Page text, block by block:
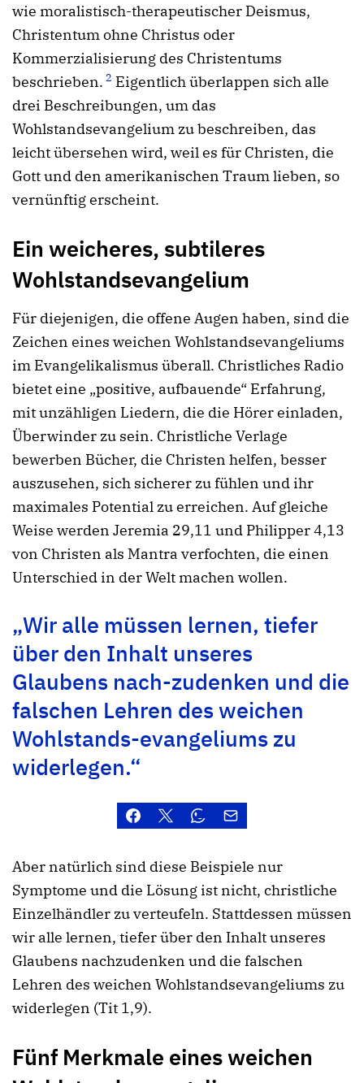
wie moralistisch-therapeutischer Deismus,
Christentum ohne Christus oder
Kommerzialisierung des Christentums
beschrieben. 2 Eigentlich überlappen sich alle
drei Beschreibungen, um das
Wohlstandsevangelium zu beschreiben, das
leicht übersehen wird, weil es für Christen, die
Gott und den amerikanischen Traum lieben, so
vernünftig erscheint.
Ein weicheres, subtileres
Wohlstandsevangelium
Für diejenigen, die offene Augen haben, sind die
Zeichen eines weichen Wohlstandsevangeliums
im Evangelikalismus überall. Christliches Radio
bietet eine „positive, aufbauende“ Erfahrung,
mit unzähligen Liedern, die die Hörer einladen,
Überwinder zu sein. Christliche Verlage
bewerben Bücher, die Christen helfen, besser
auszusehen, sich sicherer zu fühlen und ihr
maximales Potential zu erreichen. Auf gleiche
Weise werden Jeremia 29,11 und Philipper 4,13
von Christen als Mantra verfochten, die einen
Unterschied in der Welt machen wollen.
„Wir alle müssen lernen, tiefer
über den Inhalt unseres
Glaubens nach-zudenken und die
falschen Lehren des weichen
Wohlstands-evangeliums zu
widerlegen.“
Aber natürlich sind diese Beispiele nur
Symptome und die Lösung ist nicht, christliche
Einzelhändler zu verteufeln. Stattdessen müssen
wir alle lernen, tiefer über den Inhalt unseres
Glaubens nachzudenken und die falschen
Lehren des weichen Wohlstandsevangeliums zu
widerlegen (Tit 1,9).
Fünf Merkmale eines weichen